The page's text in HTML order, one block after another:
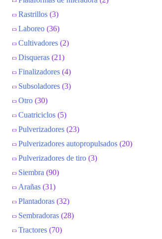
Rastrillos (3)
Laboreo (36)
Cultivadores (2)
Disqueras (21)
Finalizadores (4)
Subsoladores (3)
Otro (30)
Cuatriciclos (5)
Pulverizadores (23)
Pulverizadores autopropulsados (20)
Pulverizadores de tiro (3)
Siembra (90)
Arañas (31)
Plantadoras (32)
Sembradoras (28)
Tractores (70)